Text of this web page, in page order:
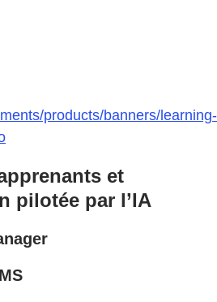
products/banners/learning-
et
pilotée par l’IA